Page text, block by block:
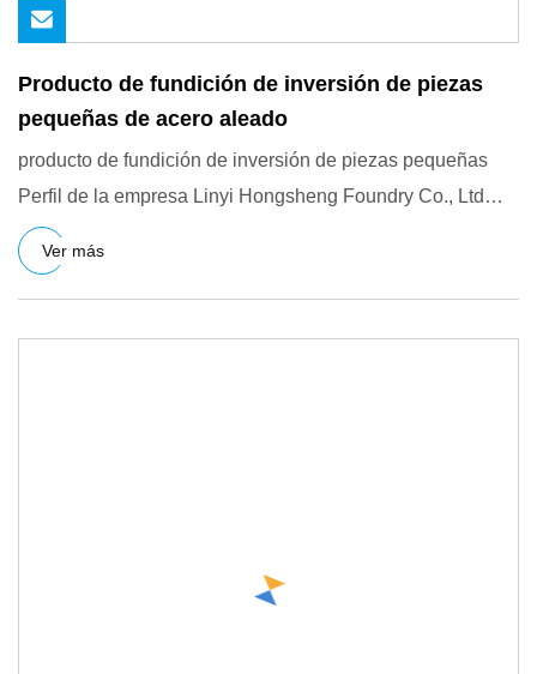
Producto de fundición de inversión de piezas
pequeñas de acero aleado
producto de fundición de inversión de piezas pequeñas
Perfil de la empresa Linyi Hongsheng Foundry Co., Ltd
ubicada en
Ver más